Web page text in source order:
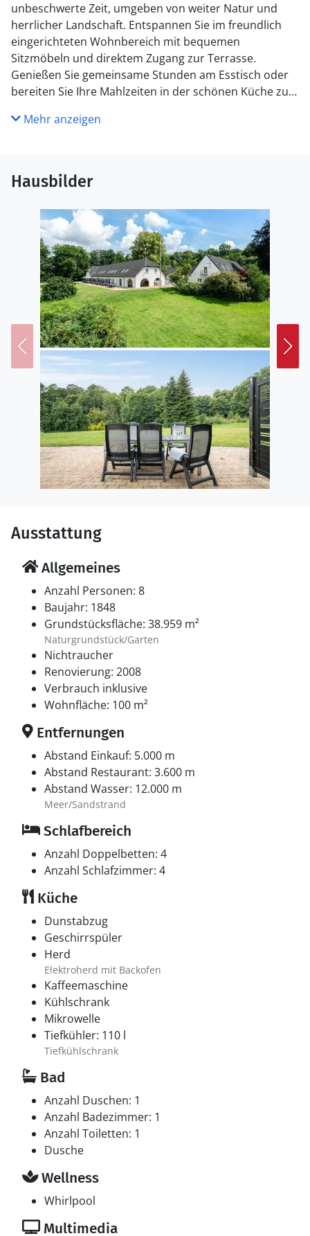
unbeschwerte Zeit, umgeben von weiter Natur und
herrlicher Landschaft. Entspannen Sie im freundlich
eingerichteten Wohnbereich mit bequemen
Sitzmöbeln und direktem Zugang zur Terrasse.
Genießen Sie gemeinsame Stunden am Esstisch oder
bereiten Sie Ihre Mahlzeiten in der schönen Küche zu,
bietet. Die helle Raumgestaltung sorgt für eine
Verbringen Sie Zeit im weitläufigen Außenbereich.
Frühstücken Sie auf der privaten Terrasse mit
Sitzgruppe oder lassen Sie den Tag bei einem Glas
Wein ausklingen. Nutzen Sie die großzügige
Rasenfläche für Freizeitaktivitäten oder entspannen Sie
einfach mit Blick auf die grüne Umgebung. Überdachte
Bereiche mit langen Holzbänken bieten sich auch für
gesellige Runden an.
Erkunden Sie die schöne Region rund um Nimtofte.
Besuchen Sie den beliebten Freizeitpark Djurs
Sommerland, unternehmen Sie Wanderungen oder
Radtouren durch die sanft hügelige Landschaft oder
entdecken Sie kleine dänische Ortschaften mit
gemütlicher Atmosphäre. Auch Ausflüge an die Küste
mit ihren Sandstränden sind schnell möglich. In
Grenaa können Sie das Kattegatcenter besuchen oder
entlang des Hafens spazieren.
Mehr anzeigen
Hausbilder
Ausstattung
Allgemeines
Anzahl Personen: 8
Baujahr: 1848
Grundstücksfläche: 38.959 m²
Naturgrundstück/Garten
Nichtraucher
Renovierung: 2008
Verbrauch inklusive
Wohnfläche: 100 m²
Entfernungen
Abstand Einkauf: 5.000 m
Abstand Restaurant: 3.600 m
Abstand Wasser: 12.000 m
Meer/Sandstrand
Schlafbereich
Anzahl Doppelbetten: 4
Anzahl Schlafzimmer: 4
Küche
Dunstabzug
Geschirrspüler
Herd
Elektroherd mit Backofen
Kaffeemaschine
Kühlschrank
Mikrowelle
Tiefkühler: 110 l
Tiefkühlschrank
Bad
Anzahl Duschen: 1
Anzahl Badezimmer: 1
Anzahl Toiletten: 1
Dusche
Wellness
Whirlpool
Multimedia